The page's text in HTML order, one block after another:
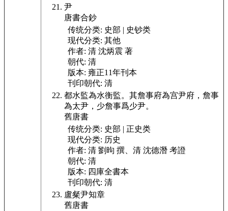
尹
唐書合鈔
传统分类: 史部 | 史钞类
现代分类: 其他
作者: 清 沈炳震 著
朝代: 清
版本: 雍正11年刊本
刊印朝代: 清
都水監為水衡監。其詹事府為宫尹府，詹事
為太尹，少詹事爲少尹。
舊唐書
传统分类: 史部 | 正史类
现代分类: 历史
作者: 清 劉昫 撰、清 沈德潛 考證
朝代: 清
版本: 四庫全書本
刊印朝代: 清
盧粲尹知章
舊唐書